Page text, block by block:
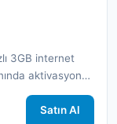
3GB internet
aktivasyon
Satın Al